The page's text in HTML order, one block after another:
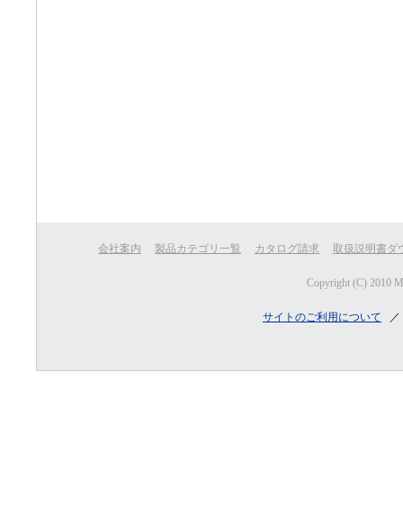
会社案内 製品カテゴリ一覧 カタログ請求 取扱説明書ダ
Copyright (C) 2010
サイトのご利用について